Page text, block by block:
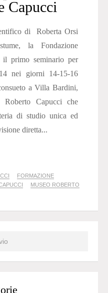
Capucci
di Roberta Orsi
la Fondazione
il primo seminario per
nei giorni 14-15-16
a Villa Bardini,
Roberto Capucci che
di studio unica ed
diretta...
FORMAZIONE
MUSEO ROBERTO